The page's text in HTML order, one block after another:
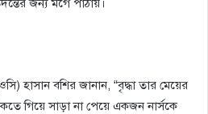
জন্য মর্গে পাঠায়।
হাসান বশির জানান, “বৃদ্ধা তার মেয়ের
গিয়ে সাড়া না পেয়ে একজন নার্সকে